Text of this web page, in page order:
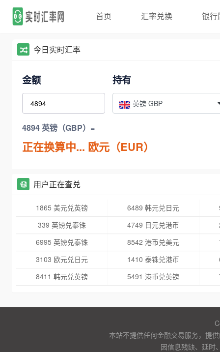
首页 汇率兑换 银行
今日实时汇率
金额 持有
英镑 GBP
4894 英镑（GBP）=
正在换算中... 欧元（EUR）
用户正在查兑
1865 美元兑英镑 6489 韩元兑日元
339 英镑兑泰铢
4749 日元兑港币
6995 英镑兑泰铢
8542 港币兑美元
3103 欧元兑日元
1410 泰铢兑港币
8411 韩元兑英镑
5491 港币兑英镑
本站不提供任何金融交易服务，提
因信息残缺、延时